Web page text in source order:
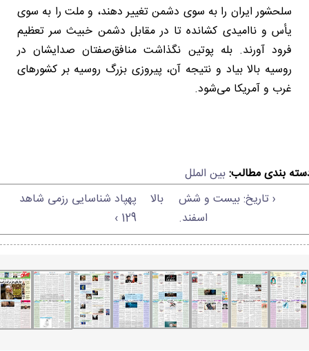
سلحشور ایران را به سوی دشمن تغییر دهند، و ملت را به سوی
یأس و ناامیدی کشانده تا در مقابل دشمن خبیث سر تعظیم
فرود آورند. بله پوتین نگذاشت منافق‌صفتان صدایشان در
روسیه بالا بیاد و نتیجه آن، پیروزی بزرگ روسیه بر کشورهای
غرب و آمریکا می‌شود.
بندی مطالب:بین الملل
‹ تاریخ: بیست و شش
اسفند.
بالا
پهپاد شناسایی رزمی شاهد
129 ›